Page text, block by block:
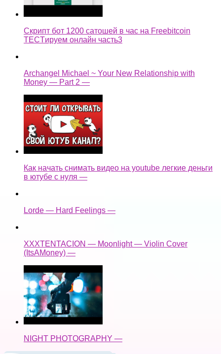
Скрипт бот 1200 сатошей в час на Freebitcoin
TECTируем онлайн часть3
Archangel Michael ~ Your New Relationship with
Money — Part 2 —
Как начать снимать видео на youtube легкие деньги
в ютубе с нуля —
Lorde — Hard Feelings —
XXXTENTACION — Moonlight — Violin Cover
(ItsAMoney) —
NIGHT PHOTOGRAPHY —